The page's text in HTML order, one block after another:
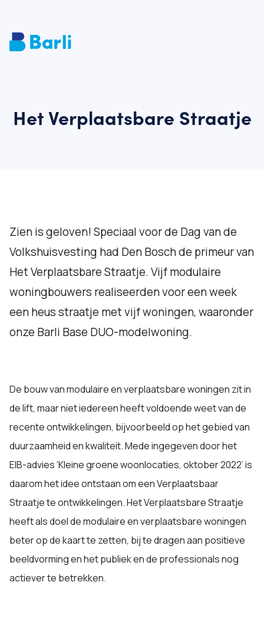
Het Verplaatsbare Straatje
Zien is geloven! Speciaal voor de Dag van de
Volkshuisvesting had Den Bosch de primeur van
Het Verplaatsbare Straatje. Vijf modulaire
woningbouwers realiseerden voor een week
een heus straatje met vijf woningen, waaronder
onze Barli Base DUO-modelwoning.
De bouw van modulaire en verplaatsbare woningen zit in
de lift, maar niet iedereen heeft voldoende weet van de
recente ontwikkelingen, bijvoorbeeld op het gebied van
duurzaamheid en kwaliteit. Mede ingegeven door het
EIB-advies ‘Kleine groene woonlocaties, oktober 2022’ is
daarom het idee ontstaan om een Verplaatsbaar
Straatje te ontwikkelingen. Het Verplaatsbare Straatje
heeft als doel de modulaire en verplaatsbare woningen
beter op de kaart te zetten, bij te dragen aan positieve
beeldvorming en het publiek en de professionals nog
actiever te betrekken.